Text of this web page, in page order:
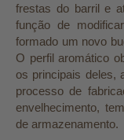
frestas do barril e
função de
formado um novo
O perfil aromático
os principais deles,
processo de
envelhecimento,
de armazenamento.